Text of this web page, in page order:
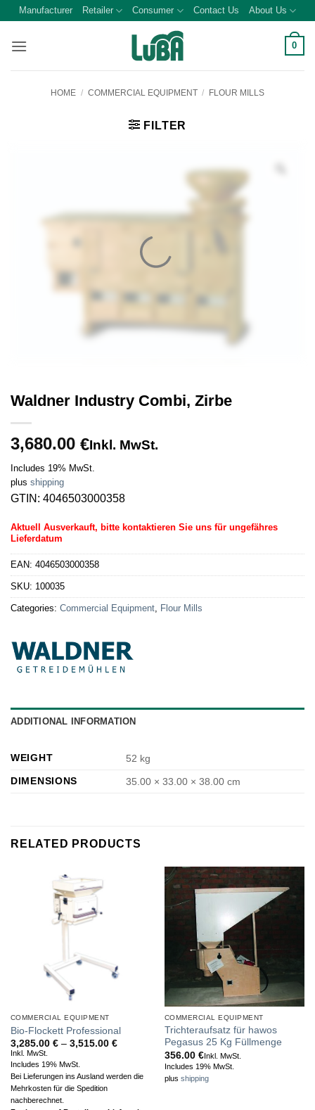
Skip
content
Manufacturer Retailer Consumer Contact Us About Us
0
HOME / COMMERCIAL EQUIPMENT / FLOUR MILLS
FILTER
Waldner Industry Combi, Zirbe
3,680.00 €Inkl. MwSt.
Includes 19% MwSt.
plus shipping
GTIN: 4046503000358
Aktuell Ausverkauft, bitte kontaktieren Sie uns für ungefähres
Lieferdatum
EAN: 4046503000358
SKU: 100035
Categories: Commercial Equipment Flour Mills
ADDITIONAL INFORMATION
WEIGHT
52 kg
DIMENSIONS
35.00 × 33.00 × 38.00 cm
RELATED PRODUCTS
COMMERCIAL EQUIPMENT
Bio-Flockett Professional
3,285.00 € – 3,515.00 €Price
3,515.00 €
Inkl. MwSt.
Includes 19% MwSt.
Bei Lieferungen ins Ausland werden die
Mehrkosten für die Spedition
nachberechnet.
COMMERCIAL EQUIPMENT
Trichteraufsatz für hawos
Pegasus 25 Kg Füllmenge
356.00 €Inkl. MwSt.
Includes 19% MwSt.
plus shipping